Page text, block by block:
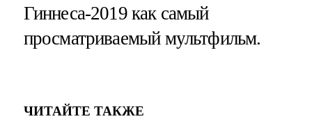
Гиннеса-2019 как самый
просматриваемый мультфильм.
ЧИТАЙТЕ ТАКЖЕ